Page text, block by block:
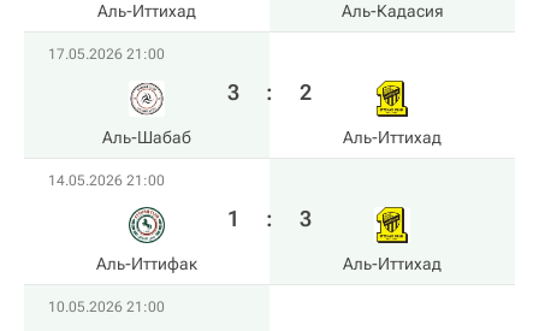
Аль-Иттихад Аль-Кадасия
17.05.2026 21:00
Аль-Шабаб
3 : 2
Аль-Иттихад
14.05.2026 21:00
Аль-Иттифак
1 : 3
Аль-Иттихад
10.05.2026 21:00